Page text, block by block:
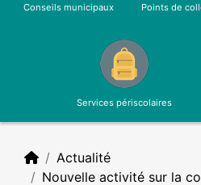
Conseils municipaux Points de
Services périscolaires
Actualité
Nouvelle activité sur la